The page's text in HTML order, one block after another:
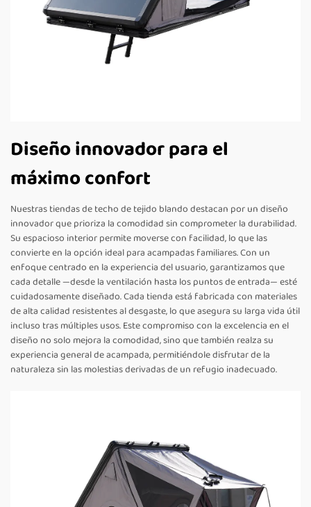
Diseño innovador para el
máximo confort
Nuestras tiendas de techo de tejido blando destacan por un diseño
innovador que prioriza la comodidad sin comprometer la durabilidad.
Su espacioso interior permite moverse con facilidad, lo que las
convierte en la opción ideal para acampadas familiares. Con un
enfoque centrado en la experiencia del usuario, garantizamos que
cada detalle —desde la ventilación hasta los puntos de entrada— esté
cuidadosamente diseñado. Cada tienda está fabricada con materiales
de alta calidad resistentes al desgaste, lo que asegura su larga vida útil
incluso tras múltiples usos. Este compromiso con la excelencia en el
diseño no solo mejora la comodidad, sino que también realza su
experiencia general de acampada, permitiéndole disfrutar de la
naturaleza sin las molestias derivadas de un refugio inadecuado.